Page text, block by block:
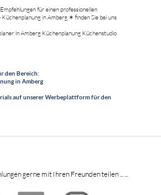
für einen professionellen
in Amberg ✶ finden Sie bei uns
in Amberg Küchenplanung Küchenstudio
den Bereich:
in Amberg
auf unserer Werbeplattform für den
gerne mit Ihren Freunden teilen ... ...